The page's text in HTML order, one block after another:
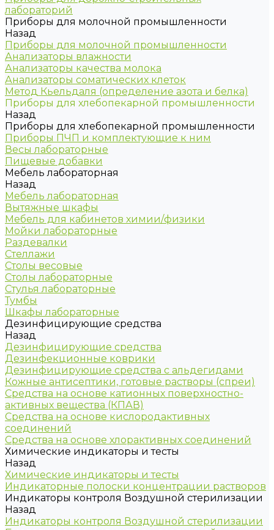
лабораторий
Приборы для молочной промышленности
Назад
Приборы для молочной промышленности
Анализаторы влажности
Анализаторы качества молока
Анализаторы соматических клеток
Метод Кьельдаля (определение азота и белка)
Приборы для хлебопекарной промышленности
Назад
Приборы для хлебопекарной промышленности
Приборы ПЧП и комплектующие к ним
Весы лабораторные
Пищевые добавки
Мебель лабораторная
Назад
Мебель лабораторная
Вытяжные шкафы
Мебель для кабинетов химии/физики
Мойки лабораторные
Раздевалки
Стеллажи
Столы весовые
Столы лабораторные
Стулья лабораторные
Тумбы
Шкафы лабораторные
Дезинфицирующие средства
Назад
Дезинфицирующие средства
Дезинфекционные коврики
Дезинфицирующие средства с альдегидами
Кожные антисептики, готовые растворы (спреи)
Средства на основе катионных поверхностно-
активных вещества (КПАВ)
Средства на основе кислородактивных
соединений
Средства на основе хлорактивных соединений
Химические индикаторы и тесты
Назад
Химические индикаторы и тесты
Индикаторные полоски концентрации растворов
Индикаторы контроля Воздушной стерилизации
Назад
Индикаторы контроля Воздушной стерилизации